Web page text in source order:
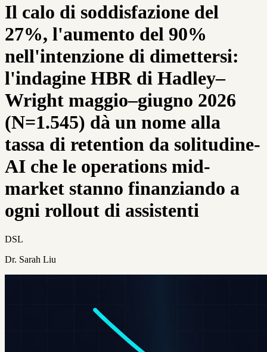
Il calo di soddisfazione del
27%, l'aumento del 90%
nell'intenzione di dimettersi:
l'indagine HBR di Hadley–
Wright maggio–giugno 2026
(N=1.545) dà un nome alla
tassa di retention da solitudine-
AI che le operations mid-
market stanno finanziando a
ogni rollout di assistenti
DSL
Dr. Sarah Liu